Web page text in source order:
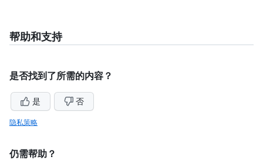
帮助和支持
是否找到了所需的内容？
是 否
隐私策略
仍需帮助？